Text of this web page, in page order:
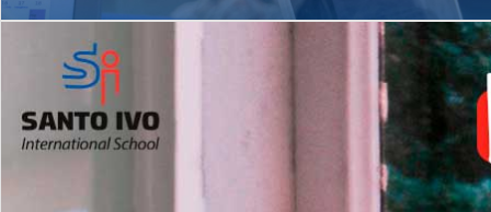
Matrículas Abertas 2026
2º AO 5º ANO FUNDAMENTAL